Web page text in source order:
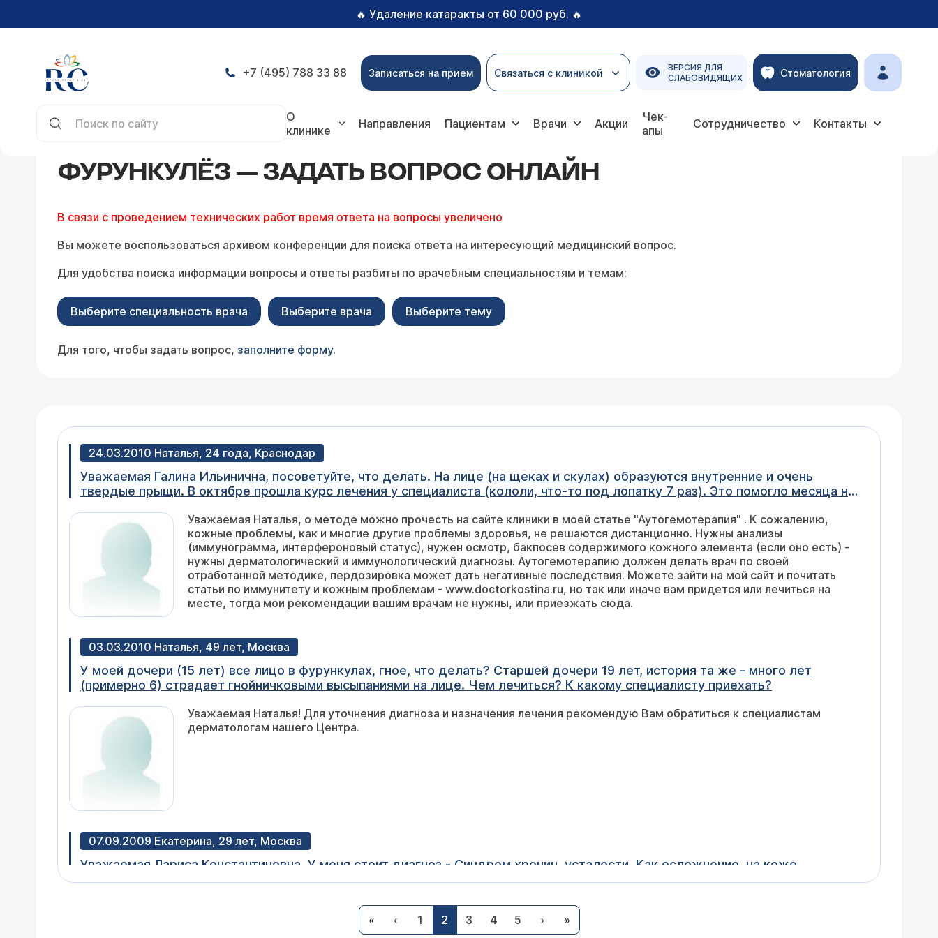
🔥 Удаление катаракты от 60 000 руб. 🔥
+7 (495) 788 33 88 Записаться на прием Связаться с клиникой
ВЕРСИЯ ДЛЯ
СЛАБОВИДЯЩИХ
Стоматология
О
клинике
Направления Пациентам Врачи Акции
Чек-
апы
Сотрудничество Контакты
ФУРУНКУЛЁЗ — ЗАДАТЬ ВОПРОС ОНЛАЙН
В связи с проведением технических работ время ответа на вопросы увеличено
Вы можете воспользоваться архивом конференции для поиска ответа на интересующий медицинский вопрос.
Для удобства поиска информации вопросы и ответы разбиты по врачебным специальностям и темам:
Выберите специальность врача Выберите врача Выберите тему
Для того, чтобы задать вопрос, заполните форму.
24.03.2010 Наталья, 24 года, Kраснодар
Уважаемая Галина Ильинична, посоветуйте, что делать. На лице (на щеках и скулах) образуются внутренние и очень
твердые прыщи. В октябре прошла курс лечения у специалиста (кололи, что-то под лопатку 7 раз). Это помогло месяца на
посоветовали, не будет ли хуже и где можно ознакомиться с сутью этого метода (как его проводят). Заранее спасибо.
Уважаемая Наталья, о методе можно прочесть на сайте клиники в моей статье "Аутогемотерапия" . К сожалению,
кожные проблемы, как и многие другие проблемы здоровья, не решаются дистанционно. Нужны анализы
(иммунограмма, интерфероновый статус), нужен осмотр, бакпосев содержимого кожного элемента (если оно есть) -
нужны дерматологический и иммунологический диагнозы. Аутогемотерапию должен делать врач по своей
отработанной методике, пердозировка может дать негативные последствия. Можете зайти на мой сайт и почитать
статьи по иммунитету и кожным проблемам - www.doctorkostina.ru, но так или иначе вам придется или лечиться на
месте, тогда мои рекомендации вашим врачам не нужны, или приезжать сюда.
03.03.2010 Наталья, 49 лет, Москва
У моей дочери (15 лет) все лицо в фурункулах, гное, что делать? Старшей дочери 19 лет, история та же - много лет
(примерно 6) страдает гнойничковыми высыпаниями на лице. Чем лечиться? К какому специалисту приехать?
Уважаемая Наталья! Для уточнения диагноза и назначения лечения рекомендую Вам обратиться к специалистам
дерматологам нашего Центра.
07.09.2009 Екатерина, 29 лет, Москва
Уважаемая Лариса Константиновна. У меня стоит диагноз - Синдром хронич. усталости. Как осложнение, на коже
возникают фурункулы. Они прорываются время от времени, но никогда не заживают до конца. Со временем опять
могу это сделать? Какое лечение будет мне показано?
Врач — травматолог Акимов Никита Павлович
Уважаемая Екатерина! Вы можете сделать это исследование в нашем Центре. Очевидно, Вам будет показана
« ‹ 1 2 3 4 5 › »